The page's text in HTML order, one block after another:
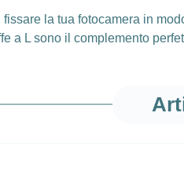
la tua fotocamera in
a L sono il complemento